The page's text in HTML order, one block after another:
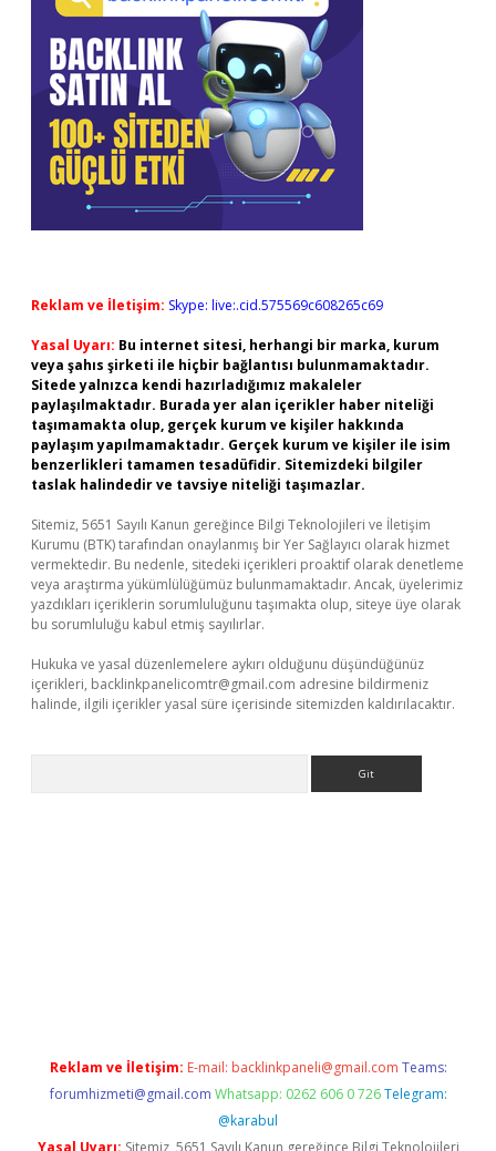
Reklam ve İletişim: Skype: live:.cid.575569c608265c69
Yasal Uyarı: Bu internet sitesi, herhangi bir marka, kurum
veya şahıs şirketi ile hiçbir bağlantısı bulunmamaktadır.
Sitede yalnızca kendi hazırladığımız makaleler
paylaşılmaktadır. Burada yer alan içerikler haber niteliği
taşımamakta olup, gerçek kurum ve kişiler hakkında
paylaşım yapılmamaktadır. Gerçek kurum ve kişiler ile isim
benzerlikleri tamamen tesadüfidir. Sitemizdeki bilgiler
taslak halindedir ve tavsiye niteliği taşımazlar.
Sitemiz, 5651 Sayılı Kanun gereğince Bilgi Teknolojileri ve İletişim
Kurumu (BTK) tarafından onaylanmış bir Yer Sağlayıcı olarak hizmet
vermektedir. Bu nedenle, sitedeki içerikleri proaktif olarak denetleme
veya araştırma yükümlülüğümüz bulunmamaktadır. Ancak, üyelerimiz
yazdıkları içeriklerin sorumluluğunu taşımakta olup, siteye üye olarak
bu sorumluluğu kabul etmiş sayılırlar.
Hukuka ve yasal düzenlemelere aykırı olduğunu düşündüğünüz
içerikleri, backlinkpanelicomtr@gmail.com adresine bildirmeniz
halinde, ilgili içerikler yasal süre içerisinde sitemizden kaldırılacaktır.
Reklam ve İletişim: E-mail: backlinkpaneli@gmail.com Teams:
forumhizmeti@gmail.com Whatsapp: 0262 606 0 726 Telegram:
@karabul
Yasal Uyarı: Sitemiz, 5651 Sayılı Kanun gereğince Bilgi Teknolojileri